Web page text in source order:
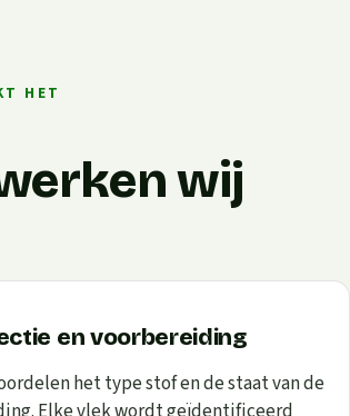
HET
wij
en voorbereiding
het type stof en de staat van de